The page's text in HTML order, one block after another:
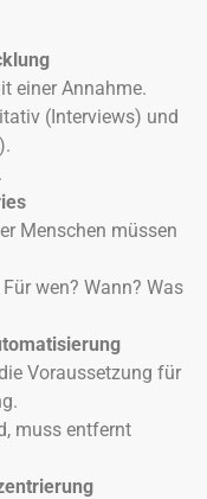
einer Annahme.
(Interviews) und
Menschen müssen
wen? Wann? Was
Voraussetzung für
muss entfernt